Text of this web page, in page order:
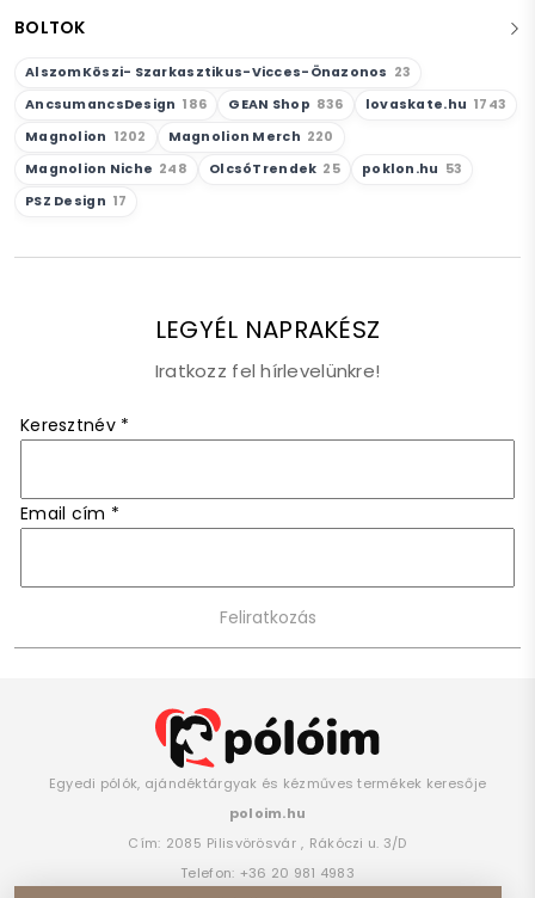
BOLTOK
AlszomKöszi- Szarkasztikus-Vicces-Önazonos 23
AncsumancsDesign 186 GEAN Shop 836 lovaskate.hu 1743
Magnolion 1202 Magnolion Merch 220
Magnolion Niche 248 OlcsóTrendek 25 poklon.hu 53
PSZ Design 17
LEGYÉL NAPRAKÉSZ
Iratkozz fel hírlevelünkre!
Keresztnév *
Email cím *
Egyedi pólók, ajándéktárgyak és kézműves termékek keresője
poloim.hu
Cím: 2085 Pilisvörösvár , Rákóczi u. 3/D
Telefon: +36 20 981 4983